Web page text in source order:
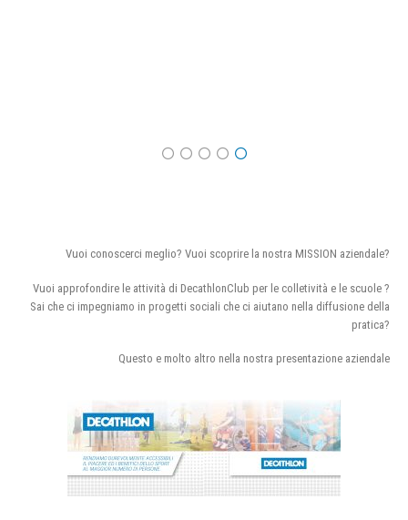
Vuoi conoscerci meglio? Vuoi scoprire la nostra MISSION aziendale?
Vuoi approfondire le attività di DecathlonClub per le colletività e le scuole ?
Sai che ci impegniamo in progetti sociali che ci aiutano nella diffusione della
pratica?
Questo e molto altro nella nostra presentazione aziendale